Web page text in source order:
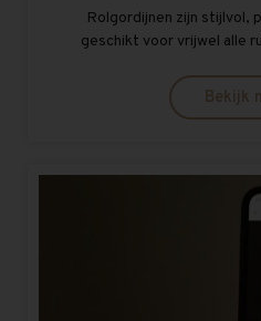
Rolgordijnen zijn stijlvol,
geschikt voor vrijwel alle
Bekijk